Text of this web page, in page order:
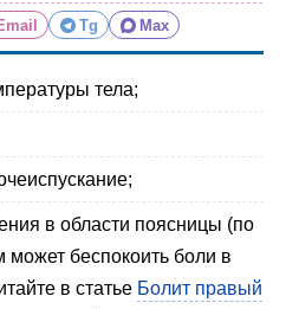
Tg Max
тела;
в области поясницы (по
может беспокоить боли в
в статье Болит правый